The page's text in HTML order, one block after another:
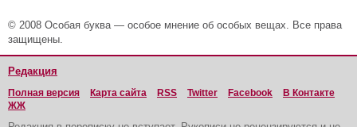
© 2008 Особая буква — особое мнение об особых вещах. Все права
защищены.
Редакция
Полная версия Карта сайта RSS Twitter Facebook
В Контакте
ЖЖ